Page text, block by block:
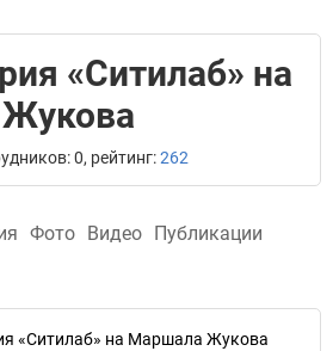
«Ситилаб» на
0, рейтинг:262
Фото Видео Публикации
«Ситилаб» на Маршала Жукова